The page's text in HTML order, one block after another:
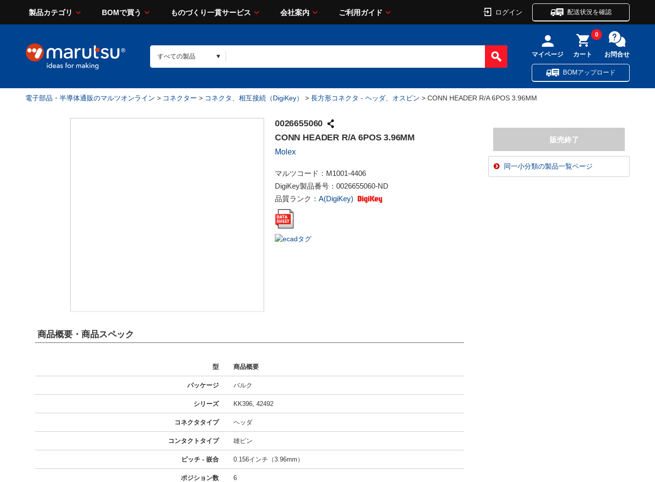
製品カテゴリ BOMで買う ものづくり一貫サービス 会社案内 ご利用ガイド ログイン 配送状況を確認
マイページ カート
0
お問合せ
BOMアップロード
電子部品・半導体通販のマルツオンライン > コネクター > コネクタ、相互接続（DigiKey） > 長方形コネクタ - ヘッダ、オスピン > CONN HEADER R/A 6POS 3.96MM
0026655060
CONN HEADER R/A 6POS 3.96MM
Molex
マルツコード： M1001-4406
DigiKey製品番号： 0026655060-ND
品質ランク： A(DigiKey)
同一小分類の製品一覧ページ
商品概要・商品スペック
型 商品概要
パッケージ バルク
シリーズ KK396, 42492
コネクタタイプ ヘッダ
コンタクトタイプ 雄ピン
ピッチ - 嵌合 0.156インチ（3.96mm）
ポジション数 6